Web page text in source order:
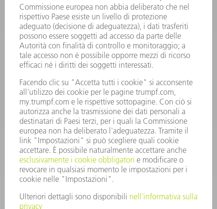
INFORMAZIONE
Domande frequenti
Condizioni generali di contratto
CONTATTO
RICAMBI TRUMPF ITALIA
lunedì a venerdì: 08:30 – 18:00
ricambi@trumpf.com
CONTATTO
UTENSILI TRUMPF ITALIA
+39 02 48489482
lunedì a venerdì: 08:00 – 18:00
utensili@trumpf.com